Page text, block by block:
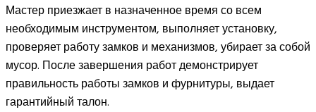
Мастер приезжает в назначенное время со всем
необходимым инструментом, выполняет установку,
проверяет работу замков и механизмов, убирает за собой
мусор. После завершения работ демонстрирует
правильность работы замков и фурнитуры, выдает
гарантийный талон.